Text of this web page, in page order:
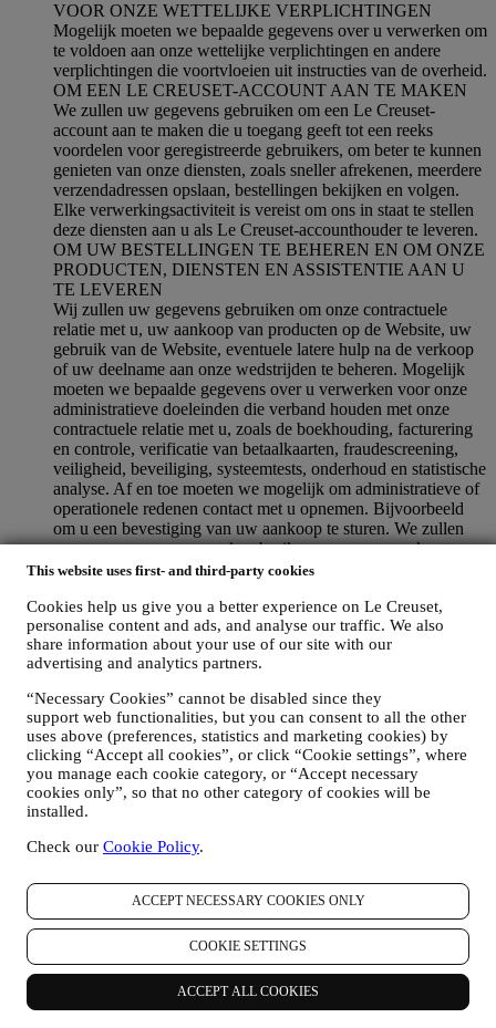
This website uses first- and third-party cookies
Cookies help us give you a better experience on Le Creuset,
personalise content and ads, and analyse our traffic. We also
share information about your use of our site with our
advertising and analytics partners.
“Necessary Cookies” cannot be disabled since they
support web functionalities, but you can consent to all the other
uses above (preferences, statistics and marketing cookies) by
clicking “Accept all cookies”, or click “Cookie settings”, where
you manage each cookie category, or “Accept necessary
cookies only”, so that no other category of cookies will be
installed.
Check our Cookie Policy.
ACCEPT NECESSARY COOKIES ONLY
COOKIE SETTINGS
ACCEPT ALL COOKIES
VOOR ONZE WETTELIJKE VERPLICHTINGEN
Mogelijk moeten we bepaalde gegevens over u verwerken om
te voldoen aan onze wettelijke verplichtingen en andere
verplichtingen die voortvloeien uit instructies van de overheid.
OM EEN LE CREUSET-ACCOUNT AAN TE MAKEN
We zullen uw gegevens gebruiken om een Le Creuset-
account aan te maken die u toegang geeft tot een reeks
voordelen voor geregistreerde gebruikers, om beter te kunnen
genieten van onze diensten, zoals sneller afrekenen, meerdere
verzendadressen opslaan, bestellingen bekijken en volgen.
Elke verwerkingsactiviteit is vereist om ons in staat te stellen
deze diensten aan u als Le Creuset-accounthouder te leveren.
OM UW BESTELLINGEN TE BEHEREN EN OM ONZE
PRODUCTEN, DIENSTEN EN ASSISTENTIE AAN U
TE LEVEREN
Wij zullen uw gegevens gebruiken om onze contractuele
relatie met u, uw aankoop van producten op de Website, uw
gebruik van de Website, eventuele latere hulp na de verkoop
of uw deelname aan onze wedstrijden te beheren. Mogelijk
moeten we bepaalde gegevens over u verwerken voor onze
administratieve doeleinden die verband houden met onze
contractuele relatie met u, zoals de boekhouding, facturering
en controle, verificatie van betaalkaarten, fraudescreening,
veiligheid, beveiliging, systeemtests, onderhoud en statistische
analyse. Af en toe moeten we mogelijk om administratieve of
operationele redenen contact met u opnemen. Bijvoorbeeld
om u een bevestiging van uw aankoop te sturen. We zullen
uw persoonsgegevens ook gebruiken om uw verzoeken te
beantwoorden die via onze Websiteformulieren of andere
vereist om ons in staat te stellen onze diensten aan u te
leveren. Wij kunnen uw gegevens verwerken op basis van
ons legitiem belang (naar behoren rekening houdend met uw
rechten en vrijheden) om u opvolg-e-mails te sturen in het
toegevoegd zonder de aankoop af te ronden. Als u de
aankoop niet binnen een bepaalde periode afrondt, worden er
geen verdere opvolgingsberichten verzonden.
OM U TE INFORMEREN OVER NIEUWS OF
AANBIEDINGEN VAN LE CREUSET-PRODUCTEN
Als u ermee hebt ingestemd dat wij dit doen (bijvoorbeeld
account aanmaakt op de Website), dan zullen wij u
over initiatieven met betrekking tot Le Creuset die worden
gepromoot door de dochterondernemingen van de groep, en
lokale filialen en partners, die ook afhangen van uw
voorkeuren. Wij zullen contact met u opnemen via e-mail, sms
of sociale media, maar ook via geautomatiseerde middelen.
Dergelijke communicatie zal betrekking hebben op Le
Creuset-producten of op nieuwe winkelopeningen, exclusieve